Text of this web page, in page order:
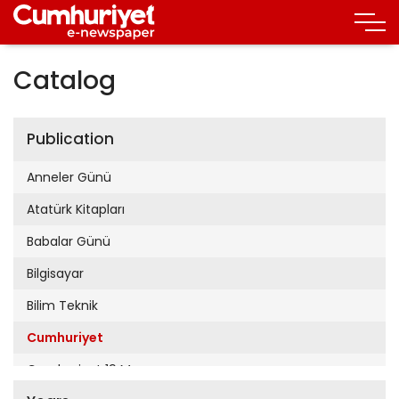
Catalog
Publication
Anneler Günü
Atatürk Kitapları
Babalar Günü
Bilgisayar
Bilim Teknik
Cumhuriyet
Cumhuriyet 19 Mayıs